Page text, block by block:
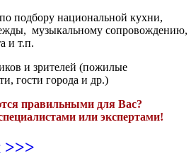
подбору национальной кухни,
музыкальному сопровождению,
и т.п.
и зрителей (пожилые
гости города и др.)
правильными для Вас?
или экспертами!